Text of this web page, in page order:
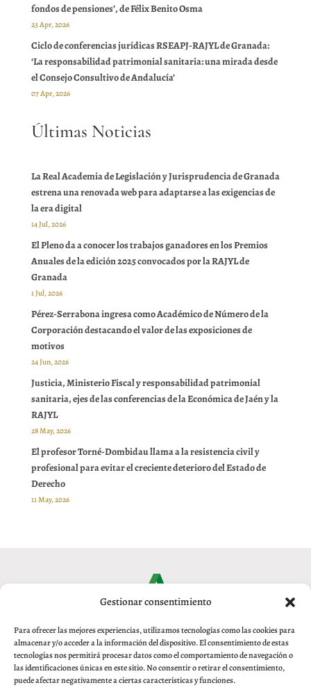
Gestionar consentimiento
Para ofrecer las mejores experiencias, utilizamos tecnologías como las cookies para
almacenar y/o acceder a la información del dispositivo. El consentimiento de estas
tecnologías nos permitirá procesar datos como el comportamiento de navegación o
las identificaciones únicas en este sitio. No consentir o retirar el consentimiento,
puede afectar negativamente a ciertas características y funciones.
fondos de pensiones’, de Félix Benito Osma
23 Apr, 2026
Ciclo de conferencias jurídicas RSEAPJ-RAJYL de Granada:
‘La responsabilidad patrimonial sanitaria: una mirada desde
el Consejo Consultivo de Andalucía’
07 Apr, 2026
Últimas Noticias
La Real Academia de Legislación y Jurisprudencia de Granada
estrena una renovada web para adaptarse a las exigencias de
la era digital
14 Jul, 2026
El Pleno da a conocer los trabajos ganadores en los Premios
Anuales de la edición 2025 convocados por la RAJYL de
Granada
1 Jul, 2026
Pérez-Serrabona ingresa como Académico de Número de la
Corporación destacando el valor de las exposiciones de
motivos
24 Jun, 2026
Justicia, Ministerio Fiscal y responsabilidad patrimonial
sanitaria, ejes de las conferencias de la Económica de Jaén y la
RAJYL
28 May, 2026
El profesor Torné-Dombidau llama a la resistencia civil y
profesional para evitar el creciente deterioro del Estado de
Derecho
11 May, 2026